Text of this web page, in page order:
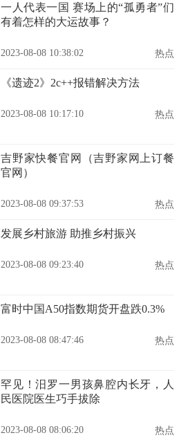
一人代表一国 赛场上的“孤勇者”们
有着怎样的大运故事？
2023-08-08 10:38:02 热点
《遗迹2》2c++报错解决方法
2023-08-08 10:17:10 热点
吉野家快餐官网（吉野家网上订餐
官网）
2023-08-08 09:37:53 热点
发展乡村旅游 助推乡村振兴
2023-08-08 09:23:40 热点
富时中国A50指数期货开盘跌0.3%
2023-08-08 08:47:46 热点
罕见！汨罗一男孩鼻腔内长牙，人
民医院医生巧手拔除
2023-08-08 08:06:20 热点